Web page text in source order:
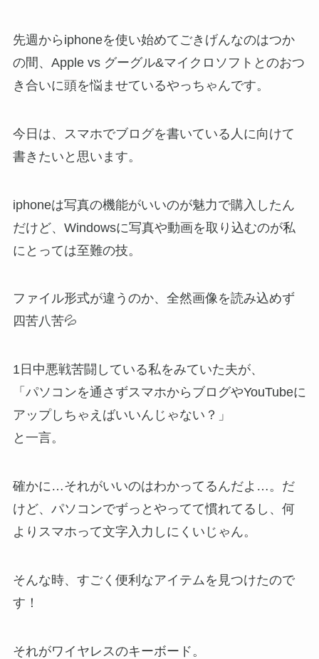
先週からiphoneを使い始めてごきげんなのはつか
の間、Apple vs グーグル&マイクロソフトとのおつ
き合いに頭を悩ませているやっちゃんです。
今日は、スマホでブログを書いている人に向けて
書きたいと思います。
iphoneは写真の機能がいいのが魅力で購入したん
だけど、Windowsに写真や動画を取り込むのが私
にとっては至難の技。
ファイル形式が違うのか、全然画像を読み込めず
四苦八苦💦
1日中悪戦苦闘している私をみていた夫が、
「パソコンを通さずスマホからブログやYouTubeに
アップしちゃえばいいんじゃない？」
と一言。
確かに…それがいいのはわかってるんだよ…。だ
けど、パソコンでずっとやってて慣れてるし、何
よりスマホって文字入力しにくいじゃん。
そんな時、すごく便利なアイテムを見つけたので
す！
それがワイヤレスのキーボード。